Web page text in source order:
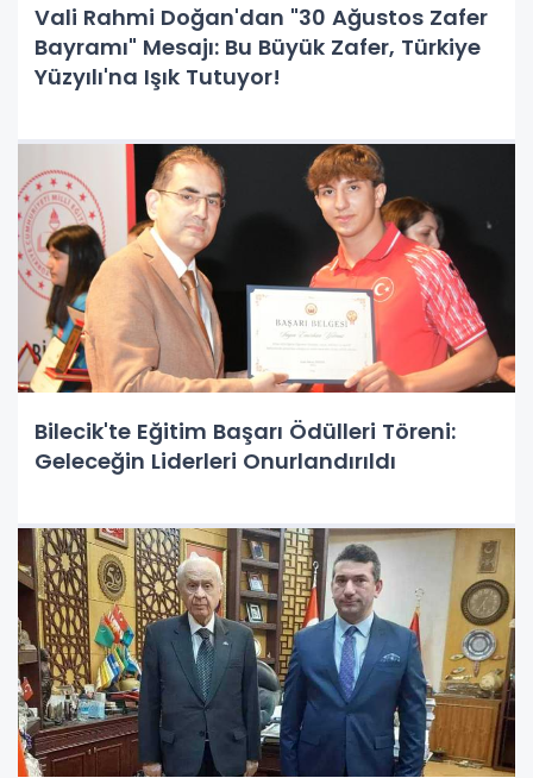
Vali Rahmi Doğan'dan "30 Ağustos Zafer
Bayramı" Mesajı: Bu Büyük Zafer, Türkiye
Yüzyılı'na Işık Tutuyor!
Bilecik'te Eğitim Başarı Ödülleri Töreni:
Geleceğin Liderleri Onurlandırıldı